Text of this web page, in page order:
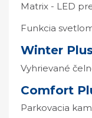
Matrix - LED
Funkcia
Winter
Vyhrievané
Comfort
Parkovacia